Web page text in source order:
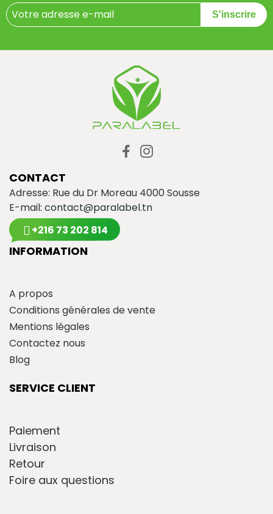
S'inscrire
CONTACT
Adresse: Rue du Dr Moreau 4000 Sousse
E-mail: contact@paralabel.tn
+216 73 202 814
INFORMATION
A propos
Conditions générales de vente
Mentions légales
Contactez nous
Blog
SERVICE CLIENT
Paiement
Livraison
Retour
Foire aux questions